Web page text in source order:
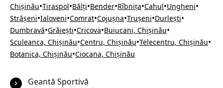
Chișinău•Tiraspol•Bălți•Bender•Rîbnița•Cahul•Ungheni•
Strășeni•Ialoveni•Comrat•Cojușna•Trușeni•Durlești•
Dumbravă•Grăiești•Cricova•Buiucani, Chișinău•
Sculeanca, Chișinău•Centru, Chișinău•Telecentru, Chișinău•
Botanica, Chișinău•Ciocana, Chișinău
Geantă Sportivă